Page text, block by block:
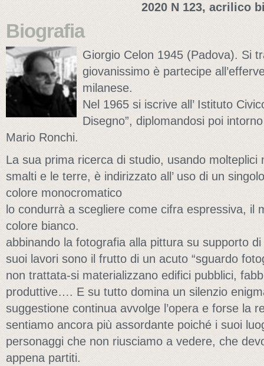
2020 N 123, acrilico
Biografia
Giorgio Celon 1945 (Padova). Si
giovanissimo è partecipe
milanese.
Nel 1965 si iscrive all’ Istituto
Disegno”, diplomandosi poi
Mario Ronchi.
La sua prima ricerca di studio, usando molteplici
smalti e le terre, è indirizzato all’ uso di un
colore monocromatico
lo condurrà a scegliere come cifra espressiva, il
colore bianco.
abbinando la fotografia alla pittura su supporto
suoi lavori sono il frutto di un acuto “sguardo
non trattata-si materializzano edifici pubblici,
produttive…. E su tutto domina un silenzio
suggestione continua avvolge l’opera e forse la
sentiamo ancora più assordante poiché i suoi
personaggi che non riusciamo a vedere, che
appena partiti.